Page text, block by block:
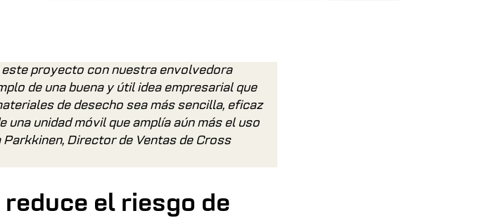
proyecto con nuestra envolvedora
de una buena y útil idea empresarial que
de desecho sea más sencilla, eficaz
unidad móvil que amplía aún más el uso
Director de Ventas de Cross
el riesgo de